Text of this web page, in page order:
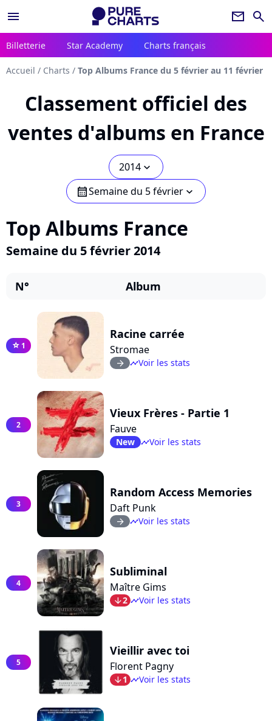
menu newsletter search
Billetterie Star Academy Charts français
Accueil / Charts / Top Albums France du 5 février au 11 février
Classement officiel des
ventes d'albums en France
2014 chevron_bot
calendarSemaine du 5 février chevron_bot
Top Albums France
Semaine du 5 février 2014
N° Album
star 1
Racine carrée
Stromae
arrow_right timelineVoir les stats
2
Vieux Frères - Partie 1
Fauve
New timelineVoir les stats
3
Random Access Memories
Daft Punk
arrow_right timelineVoir les stats
4
Subliminal
Maître Gims
arrow_bot2 timelineVoir les stats
5
Vieillir avec toi
Florent Pagny
arrow_bot1 timelineVoir les stats